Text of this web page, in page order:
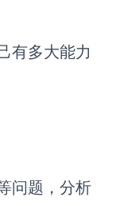
有多大能力
问题，分析